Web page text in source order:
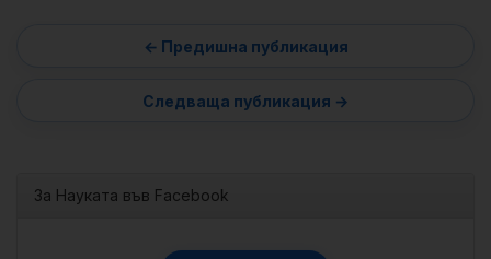
За Науката във Facebook